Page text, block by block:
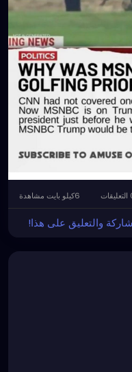
والتعليق على هذا!